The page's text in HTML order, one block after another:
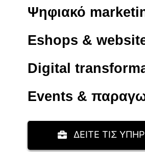
Ψηφιακό
Eshops &
Digital
Events &
ΔΕΙΤΕ ΤΙΣ